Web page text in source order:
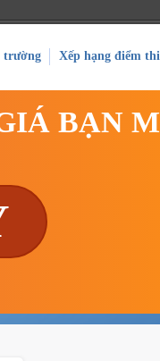
trường Xếp hạng điểm
BẠN